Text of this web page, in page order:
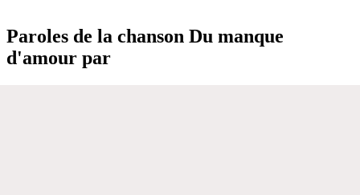
Paroles de la chanson Du manque
d'amour par